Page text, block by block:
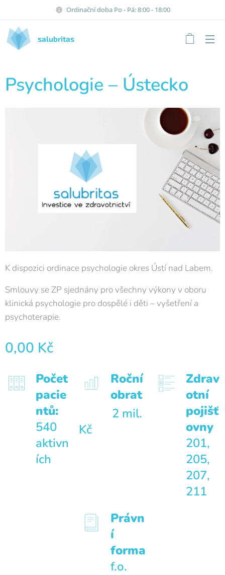
Ordinační doba Po - Pá: 8:00 - 18:00
salubritas
Psychologie – Ústecko
K dispozici ordinace psychologie okres Ústí nad Labem.
Smlouvy se ZP sjednány pro všechny výkony v oboru
klinická psychologie pro dospělé i děti – vyšetření a
psychoterapie.
0,00 Kč
Počet
pacie
ntů:
540
aktivn
ích
Roční
obrat
2 mil.
Kč
Zdrav
otní
pojišť
ovny
201,
205,
207,
211
Právn
í
forma
f.o.